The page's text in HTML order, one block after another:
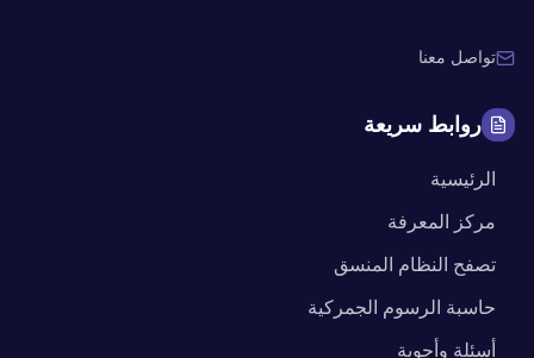
تواصل معنا
روابط سريعة
الرئيسية
مركز المعرفة
تصفح النظام المنسق
حاسبة الرسوم الجمركية
أسئلة وأجوبة